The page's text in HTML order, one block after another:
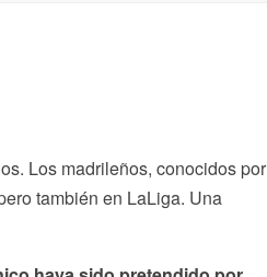
Los madrileños, conocidos por
también en LaLiga. Una